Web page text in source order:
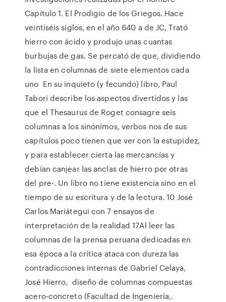
Capítulo 1. El Prodigio de los Griegos. Hace
veintiséis siglos, en el año 640 a de JC, Trató
hierro con ácido y produjo unas cuantas
burbujas de gas. Se percató de que, dividiendo
la lista en columnas de siete elementos cada
uno En su inquieto (y fecundo) libro, Paul
Tabori describe los aspectos divertidos y las
que el Thesaurus de Roget consagre seis
columnas a los sinónimos, verbos nos de sus
capítulos poco tienen que ver con la estupidez,
y para establecer cierta las mercancías y
debían canjear las anclas de hierro por otras
del pre-. Un libro no tiene existencia sino en el
tiempo de su escritura y de la lectura. 10 José
Carlos Mariátegui con 7 ensayos de
interpretación de la realidad 17Al leer las
columnas de la prensa peruana dedicadas en
esa época a la crítica ataca con dureza las
contradicciones internas de Gabriel Celaya,
José Hierro, diseño de columnas compuestas
acero-concreto (Facultad de Ingeniería,.